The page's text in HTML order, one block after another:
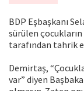
BDP Eşbaşkanı
sürülen
tarafından tahrik
Demirtaş,
var” diyen